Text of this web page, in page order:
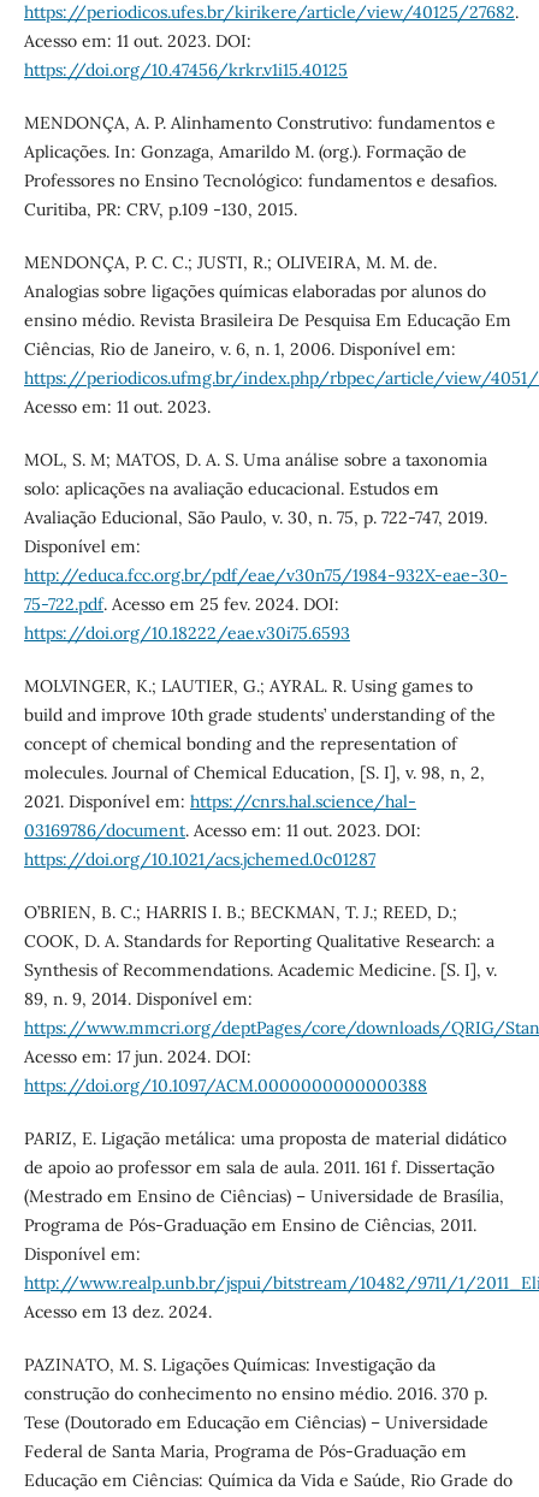
https://periodicos.ufes.br/kirikere/article/view/40125/27682.
Acesso em: 11 out. 2023. DOI:
https://doi.org/10.47456/krkr.v1i15.40125
MENDONÇA, A. P. Alinhamento Construtivo: fundamentos e
Aplicações. In: Gonzaga, Amarildo M. (org.). Formação de
Professores no Ensino Tecnológico: fundamentos e desafios.
Curitiba, PR: CRV, p.109 -130, 2015.
MENDONÇA, P. C. C.; JUSTI, R.; OLIVEIRA, M. M. de.
Analogias sobre ligações químicas elaboradas por alunos do
ensino médio. Revista Brasileira De Pesquisa Em Educação Em
Ciências, Rio de Janeiro, v. 6, n. 1, 2006. Disponível em:
https://periodicos.ufmg.br/index.php/rbpec/article/view/4051/
Acesso em: 11 out. 2023.
MOL, S. M; MATOS, D. A. S. Uma análise sobre a taxonomia
solo: aplicações na avaliação educacional. Estudos em
Avaliação Educional, São Paulo, v. 30, n. 75, p. 722-747, 2019.
Disponível em:
http://educa.fcc.org.br/pdf/eae/v30n75/1984-932X-eae-30-
75-722.pdf. Acesso em 25 fev. 2024. DOI:
https://doi.org/10.18222/eae.v30i75.6593
MOLVINGER, K.; LAUTIER, G.; AYRAL. R. Using games to
build and improve 10th grade students’ understanding of the
concept of chemical bonding and the representation of
molecules. Journal of Chemical Education, [S. I], v. 98, n, 2,
2021. Disponível em: https://cnrs.hal.science/hal-
03169786/document. Acesso em: 11 out. 2023. DOI:
https://doi.org/10.1021/acs.jchemed.0c01287
O’BRIEN, B. C.; HARRIS I. B.; BECKMAN, T. J.; REED, D.;
COOK, D. A. Standards for Reporting Qualitative Research: a
Synthesis of Recommendations. Academic Medicine. [S. I], v.
89, n. 9, 2014. Disponível em:
https://www.mmcri.org/deptPages/core/downloads/QRIG/
Acesso em: 17 jun. 2024. DOI:
https://doi.org/10.1097/ACM.0000000000000388
PARIZ, E. Ligação metálica: uma proposta de material didático
de apoio ao professor em sala de aula. 2011. 161 f. Dissertação
(Mestrado em Ensino de Ciências) – Universidade de Brasília,
Programa de Pós-Graduação em Ensino de Ciências, 2011.
Disponível em:
http://www.realp.unb.br/jspui/bitstream/10482/9711/1/
Acesso em 13 dez. 2024.
PAZINATO, M. S. Ligações Químicas: Investigação da
construção do conhecimento no ensino médio. 2016. 370 p.
Tese (Doutorado em Educação em Ciências) – Universidade
Federal de Santa Maria, Programa de Pós-Graduação em
Educação em Ciências: Química da Vida e Saúde, Rio Grade do